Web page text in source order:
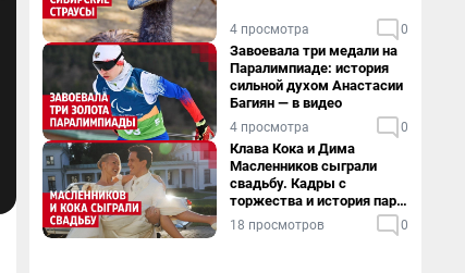
4 просмотра 0
Завоевала три медали на
Паралимпиаде: история
сильной духом Анастасии
Багиян — в видео
4 просмотра 0
Клава Кока и Дима
Масленников сыграли
свадьбу. Кадры с
торжества и история пары
— в видео
18 просмотров 0